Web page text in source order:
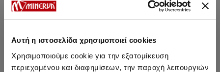
Αυτή η ιστοσελίδα χρησιμοποιεί cookies
Χρησιμοποιούμε cookie για την εξατομίκευση
περιεχομένου και διαφημίσεων, την παροχή λειτουργιών
CARE TIPS
You may also like